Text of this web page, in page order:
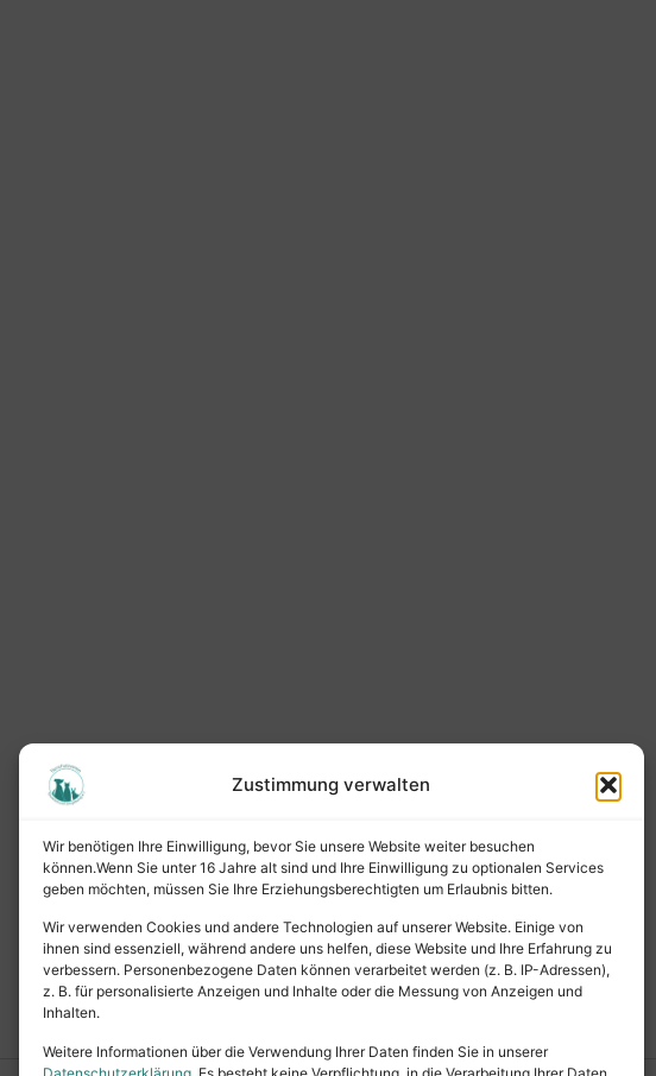
Zustimmung verwalten
Wir benötigen Ihre Einwilligung, bevor Sie unsere Website weiter besuchen
können.Wenn Sie unter 16 Jahre alt sind und Ihre Einwilligung zu optionalen Services
geben möchten, müssen Sie Ihre Erziehungsberechtigten um Erlaubnis bitten.
Wir verwenden Cookies und andere Technologien auf unserer Website. Einige von
ihnen sind essenziell, während andere uns helfen, diese Website und Ihre Erfahrung zu
verbessern. Personenbezogene Daten können verarbeitet werden (z. B. IP-Adressen),
z. B. für personalisierte Anzeigen und Inhalte oder die Messung von Anzeigen und
Inhalten.
Weitere Informationen über die Verwendung Ihrer Daten finden Sie in unserer